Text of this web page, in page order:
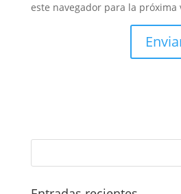
este navegador para la próxima